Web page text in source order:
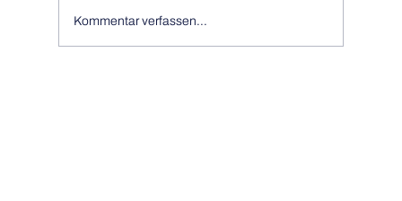
Kommentar verfassen...